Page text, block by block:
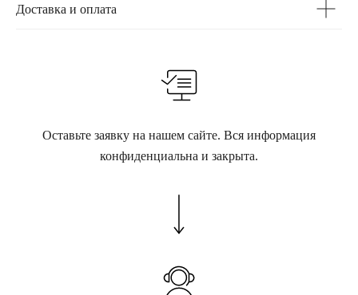
Доставка и оплата
Оставьте заявку на нашем сайте. Вся информация
конфиденциальна и закрыта.